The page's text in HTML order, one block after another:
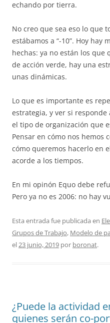
echando por tierra.
No creo que sea eso lo que
estábamos a “-10”. Hoy hay
hechas: ya no están los
de acción verde, hay una
unas dinámicas.
Lo que es importante es
estrategia, y ver si
el tipo de organización que
Pensar en cómo nos hemos
cómo queremos hacerlo en
acorde a los tiempos.
En mi opinón Equo debe
Pero ya no es 2006: no hay
Esta entrada fue publicada en
Grupos de Trabajo, Modelo de
el23 junio, 2019 por boronat.
¿Puede la actividad
quienes serán co-